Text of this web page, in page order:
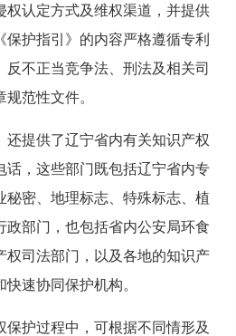
权认定方式及维权渠道，并提供
保护指引》的内容严格遵循专利
不正当竞争法、刑法及相关司
范性文件。
还提供了辽宁省内有关知识产权
话，这些部门既包括辽宁省内专
秘密、地理标志、特殊标志、植
政部门，也包括省内公安局环食
权司法部门，以及各地的知识产
速协同保护机构。
保护过程中，可根据不同情形及